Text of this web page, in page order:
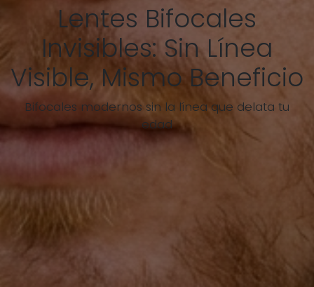
Lentes Bifocales
Invisibles: Sin Línea
Visible, Mismo Beneficio
Bifocales modernos sin la línea que delata tu
edad